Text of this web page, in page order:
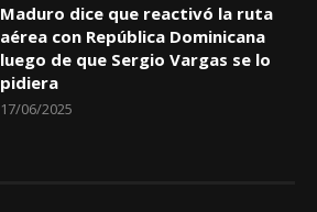
Maduro dice que reactivó la ruta
aérea con República Dominicana
luego de que Sergio Vargas se lo
pidiera
17/06/2025